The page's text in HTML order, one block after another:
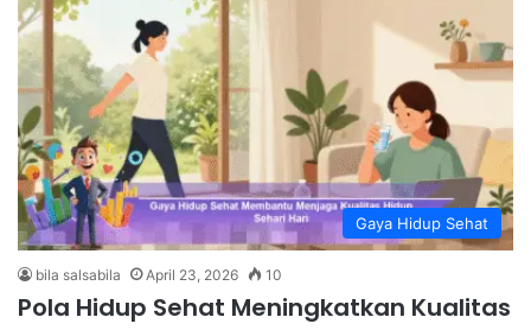
Gaya Hidup Sehat
bila salsabila April 23, 2026 10
Pola Hidup Sehat Meningkatkan Kualitas